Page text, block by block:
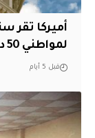
لمواطني 50 دولة
قبل 5 أيام